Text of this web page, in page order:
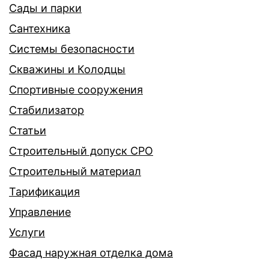
Сады и парки
Сантехника
Системы безопасности
Скважины и Колодцы
Спортивные сооружения
Стабилизатор
Статьи
Строительный допуск СРО
Строительный материал
Тарификация
Управление
Услуги
Фасад наружная отделка дома